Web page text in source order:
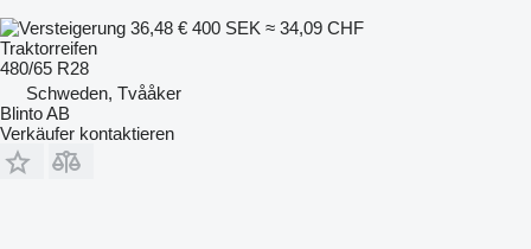
36,48 € 400 SEK ≈ 34,09 CHF
Traktorreifen
480/65 R28
Schweden, Tvååker
Blinto AB
Verkäufer kontaktieren